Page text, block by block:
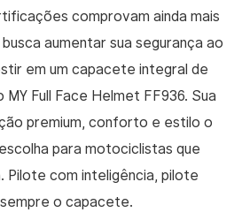
comprovam ainda mais
aumentar sua segurança ao
em um capacete integral de
Full Face Helmet FF936. Sua
premium, conforto e estilo o
para motociclistas que
Pilote com inteligência, pilote
o capacete.